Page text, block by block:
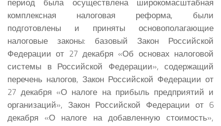
комплексная налоговая реформа, были
подготовлены и приняты основополагающие
налоговые законы: базовый Закон Российской
Федерации от 27 декабря «Об основах налоговой
системы в Российской Федерации», содержащий
перечень налогов, Закон Российской Федерации от
27 декабря «О налоге на прибыль предприятий и
организаций», Закон Российской Федерации от 6
декабря «О налоге на добавленную стоимость»,